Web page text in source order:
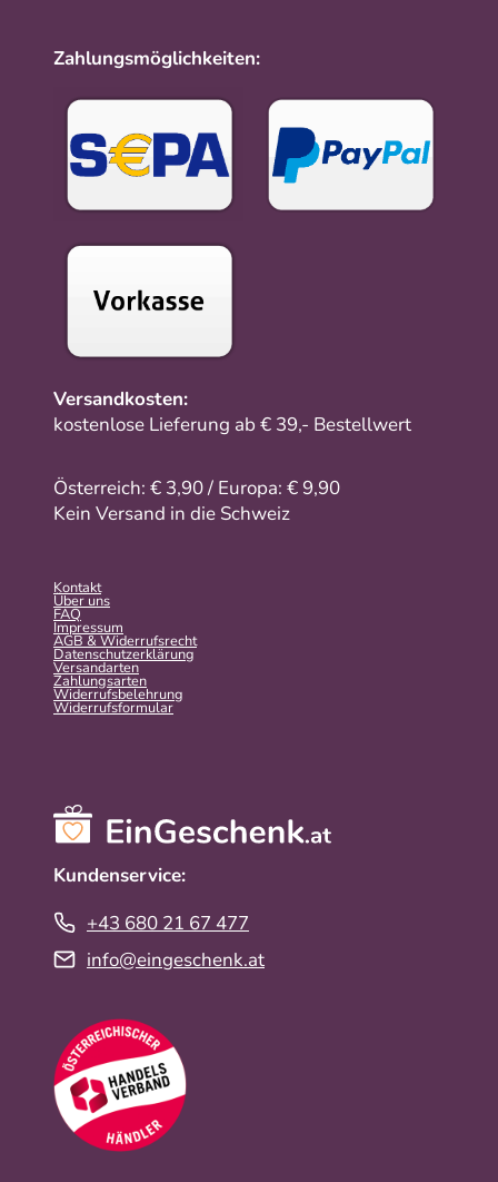
Zahlungsmöglichkeiten:
Versandkosten:
kostenlose Lieferung ab € 39,- Bestellwert
Österreich: € 3,90 / Europa: € 9,90
Kein Versand in die Schweiz
Kontakt
Über uns
FAQ
Impressum
AGB & Widerrufsrecht
Datenschutzerklärung
Versandarten
Zahlungsarten
Widerrufsbelehrung
Widerrufs­formular
Kundenservice:
+43 680 21 67 477
info@eingeschenk.at